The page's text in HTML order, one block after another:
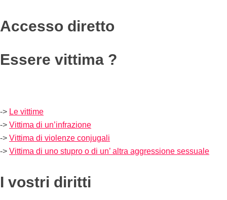
Accesso diretto
Essere vittima ?
-> Le vittime
-> Vittima di un’infrazione
-> Vittima di violenze conjugali
-> Vittima di uno stupro o di un’ altra aggressione sessuale
I vostri diritti